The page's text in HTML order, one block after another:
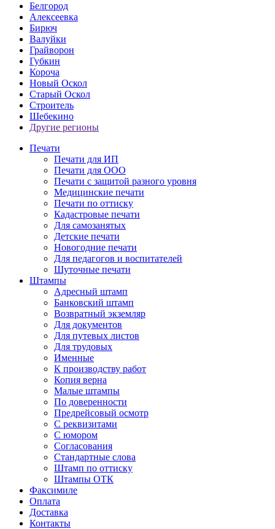
Белгород
Алексеевка
Бирюч
Валуйки
Грайворон
Губкин
Короча
Новый Оскол
Старый Оскол
Строитель
Шебекино
Другие регионы
Печати
Печати для ИП
Печати для ООО
Печати с защитой разного уровня
Медицинские печати
Печати по оттиску
Кадастровые печати
Для самозанятых
Детские печати
Новогодние печати
Для педагогов и воспитателей
Шуточные печати
Штампы
Адресный штамп
Банковский штамп
Возвратный экземляр
Для документов
Для путевых листов
Для трудовых
Именные
К производству работ
Копия верна
Малые штампы
По доверенности
Предрейсовый осмотр
С реквизитами
С юмором
Согласования
Стандартные слова
Штамп по оттиску
Штампы ОТК
Факсимиле
Оплата
Доставка
Контакты